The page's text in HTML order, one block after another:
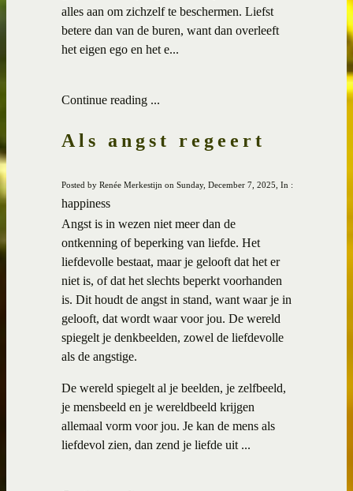
alles aan om zichzelf te beschermen. Liefst
betere dan van de buren, want dan overleeft
het eigen ego en het e...
Continue reading ...
Als angst regeert
Posted by Renée Merkestijn on Sunday, December 7, 2025, In :
happiness
Angst is in wezen niet meer dan de
ontkenning of beperking van liefde. Het
liefdevolle bestaat, maar je gelooft dat het er
niet is, of dat het slechts beperkt voorhanden
is. Dit houdt de angst in stand, want waar je in
gelooft, dat wordt waar voor jou. De wereld
spiegelt je denkbeelden, zowel de liefdevolle
als de angstige.
De wereld spiegelt al je beelden, je zelfbeeld,
je mensbeeld en je wereldbeeld krijgen
allemaal vorm voor jou. Je kan de mens als
liefdevol zien, dan zend je liefde uit ...